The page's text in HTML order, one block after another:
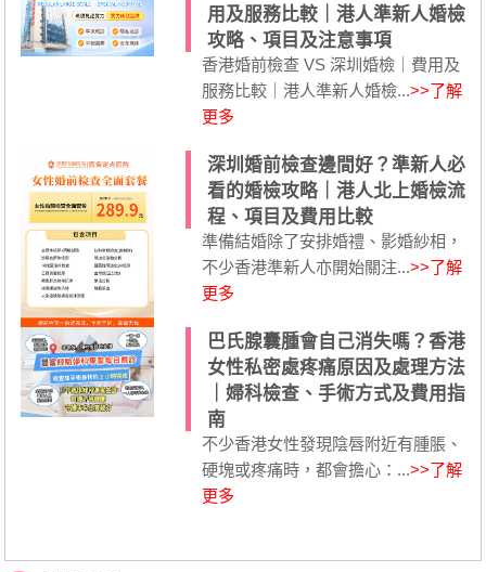
用及服務比較｜港人準新人婚檢
攻略、項目及注意事項
香港婚前檢查 VS 深圳婚檢｜費用及
服務比較｜港人準新人婚檢...>>了解
更多
深圳婚前檢查邊間好？準新人必
看的婚檢攻略｜港人北上婚檢流
程、項目及費用比較
準備結婚除了安排婚禮、影婚紗相，
不少香港準新人亦開始關注...>>了解
更多
巴氏腺囊腫會自己消失嗎？香港
女性私密處疼痛原因及處理方法
｜婦科檢查、手術方式及費用指
南
不少香港女性發現陰唇附近有腫脹、
硬塊或疼痛時，都會擔心：...>>了解
更多